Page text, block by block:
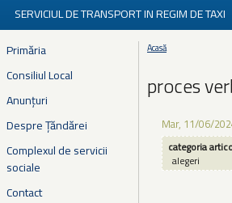
SERVICIUL DE TRANSPORT IN REGIM DE TAXI
Primăria
Consiliul Local
Anunțuri
Despre Țăndărei
Complexul de servicii
sociale
Contact
Eşti aici
Acasă
proces
Mar, 11/06/
categoria
alegeri